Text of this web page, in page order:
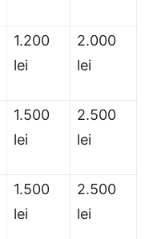
1.200
lei
2.000
lei
1.500
lei
2.500
lei
1.500
lei
2.500
lei